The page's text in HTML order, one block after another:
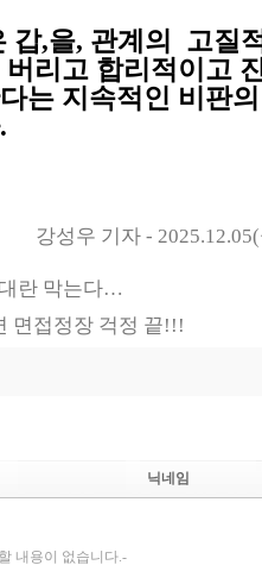
갑,을, 관계의 고질
리고 합리적이고
는 지속적인 비판
강성우 기자 -
란 막는다…
면접정장 걱정 끝!!!
닉네임
내용이 없습니다.-